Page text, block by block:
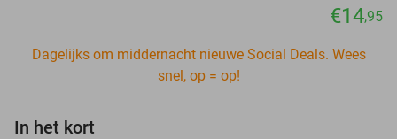
€14,95
Dagelijks om middernacht nieuwe Social Deals. Wees
snel, op = op!
In het kort